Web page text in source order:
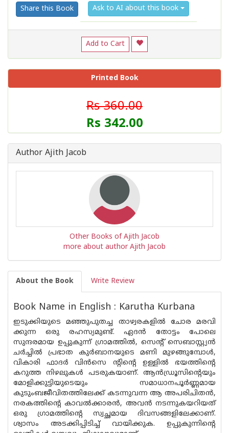
Share this Book Ask to AI about this book
Add to Cart
Printed Book
Rs 360.00
Rs 342.00
Author Ajith Jacob
Other Books of Ajith Jacob
more about author Ajith Jacob
About the Book Write Review
Book Name in English : Karutha Kurbana
ഇടുക്കിയുടെ മഞ്ഞുപുതച്ച താഴ്വരകളിൽ ചോര മരവി
ക്കുന്ന ഒരു രഹസ്യമുണ്ട്. ഏദൻ തോട്ടം പോലെ
സുന്ദരമായ ഉപ്പുകുന്ന് ഗ്രാമത്തിൽ, സെൻ്റ് സെബാസ്റ്റ്യൻ
ചർച്ചിൽ പ്രഭാത കുർബാനയുടെ മണി മുഴങ്ങുമ്പോൾ,
വികാരി ഫാദർ വിൻസെ ന്റിന്റെ ഉള്ളിൽ ഭയത്തിൻ്റെ
കറുത്ത നിഴലുകൾ പടരുകയാണ്. ആൻഡ്രൂസിന്റെയും
മോളിക്കുട്ടിയുടെയും സമാധാനപൂർണ്ണമായ
കുടുംബജീവിതത്തിലേക്ക് കടന്നുവന്ന ആ അപരിചിതൻ,
നരകത്തിന്റെ കാവൽക്കാരൻ, അവൻ നടന്നുകയറിയത്
ഒരു ഗ്രാമത്തിൻ്റെ സ്വച്ഛമായ ദിവസങ്ങളിലേക്കാണ്.
ശ്വാസം അടക്കിപ്പിടിച്ച് വായിക്കുക. ഉപ്പുകുന്നിൻ്റെ